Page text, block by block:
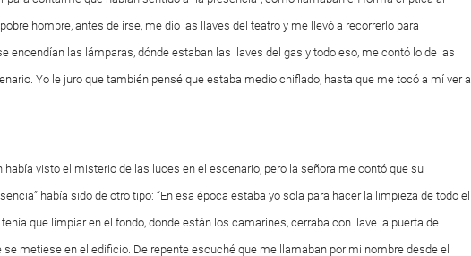
hombre, antes de irse, me dio las llaves del teatro y me llevó a recorrerlo para
encendían las lámparas, dónde estaban las llaves del gas y todo eso, me contó lo de las
Yo le juro que también pensé que estaba medio chiflado, hasta que me tocó a mí ver a
había visto el misterio de las luces en el escenario, pero la señora me contó que su
había sido de otro tipo: “En esa época estaba yo sola para hacer la limpieza de todo el
que limpiar en el fondo, donde están los camarines, cerraba con llave la puerta de
se metiese en el edificio. De repente escuché que me llamaban por mi nombre desde el